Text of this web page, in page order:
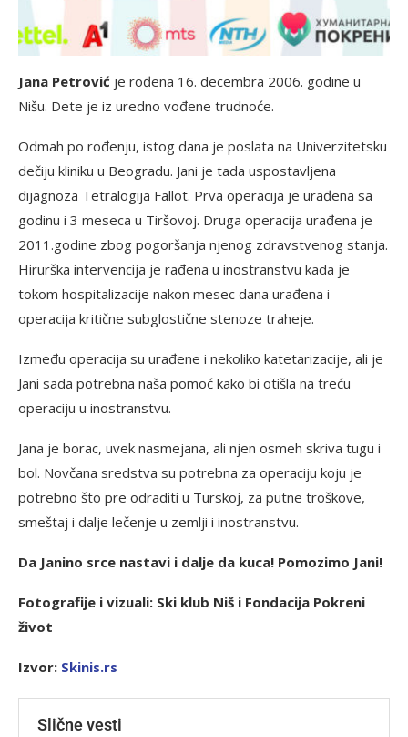
Jana Petrović je rođena 16. decembra 2006. godine u
Nišu. Dete je iz uredno vođene trudnoće.
Odmah po rođenju, istog dana je poslata na Univerzitetsku
dečiju kliniku u Beogradu. Jani je tada uspostavljena
dijagnoza Tetralogija Fallot. Prva operacija je urađena sa
godinu i 3 meseca u Tiršovoj. Druga operacija urađena je
2011.godine zbog pogoršanja njenog zdravstvenog stanja.
Hirurška intervencija je rađena u inostranstvu kada je
tokom hospitalizacije nakon mesec dana urađena i
operacija kritične subglostične stenoze traheje.
Između operacija su urađene i nekoliko katetarizacije, ali je
Jani sada potrebna naša pomoć kako bi otišla na treću
operaciju u inostranstvu.
Jana je borac, uvek nasmejana, ali njen osmeh skriva tugu i
bol. Novčana sredstva su potrebna za operaciju koju je
potrebno što pre odraditi u Turskoj, za putne troškove,
smeštaj i dalje lečenje u zemlji i inostranstvu.
Da Janino srce nastavi i dalje da kuca! Pomozimo Jani!
Fotografije i vizuali: Ski klub Niš i Fondacija Pokreni
život
Izvor: Skinis.rs
Slične vesti